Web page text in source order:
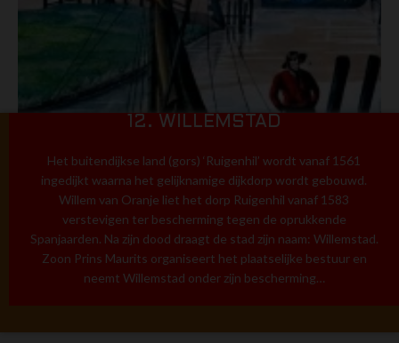
12. WILLEMSTAD
Het buitendijkse land (gors) ‘Ruigenhil’ wordt vanaf 1561
ingedijkt waarna het gelijknamige dijkdorp wordt gebouwd.
Willem van Oranje liet het dorp Ruigenhil vanaf 1583
verstevigen ter bescherming tegen de oprukkende
Spanjaarden. Na zijn dood draagt de stad zijn naam: Willemstad.
Zoon Prins Maurits organiseert het plaatselijke bestuur en
neemt Willemstad onder zijn bescherming…